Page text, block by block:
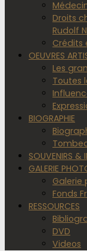
Droits
Rudolf
Crédits
OEUVRES
Les
Toutes
BIOGRAPHIE
SOUVENIRS &
GALERIE
Galerie
Fonds
RESSOURCES
DVD
Videos